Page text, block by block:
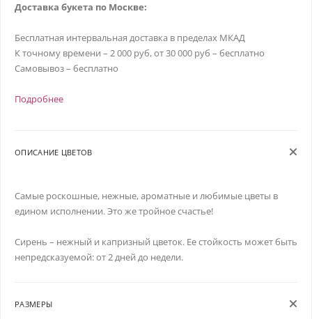
Доставка букета по Москве:
Бесплатная интервальная доставка в пределах МКАД
К точному времени – 2 000 руб, от 30 000 руб – бесплатно
Самовывоз – бесплатно
Подробнее
ОПИСАНИЕ ЦВЕТОВ
Самые роскошные, нежные, ароматные и любимые цветы в
едином исполнении. Это же тройное счастье!
Сирень – нежный и капризный цветок. Ее стойкость может быть
непредсказуемой: от 2 дней до недели.
РАЗМЕРЫ